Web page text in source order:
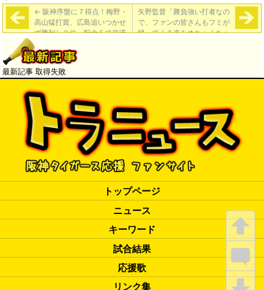
← 阪神序盤に７得点！梅野・
高山猛打賞、広島追いつかせ
ず勝利し２位・貯金５で交流
戦へ「神7-5広」
矢野監督「勝負強い打者なの
で、ファンの皆さんもフミが
帰ってくる姿をめちゃくちゃ
最新記事 取得失敗
トップページ
ニュース
キーワード
試合結果
応援歌
リンク集